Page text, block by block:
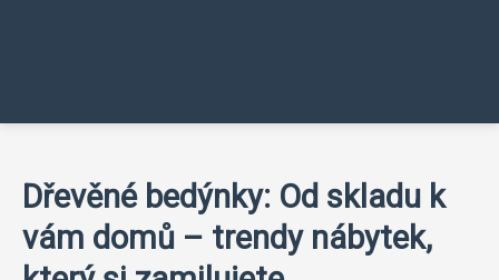
Dřevěné bedýnky: Od skladu k
vám domů – trendy nábytek,